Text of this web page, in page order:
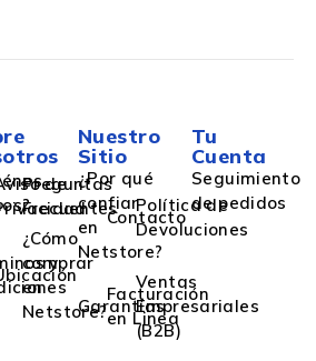
de
Preguntas
Frecuentes
y
¿Cómo
comprar
en
Netstore?
Nuestro
Sitio
¿Por qué
confiar
en
Netstore?
Contacto
Política de
Devoluciones
Garantías
Facturación
en Linea
Ventas
Empresariales
(B2B)
Tu
Cuenta
Seguimiento
de pedidos